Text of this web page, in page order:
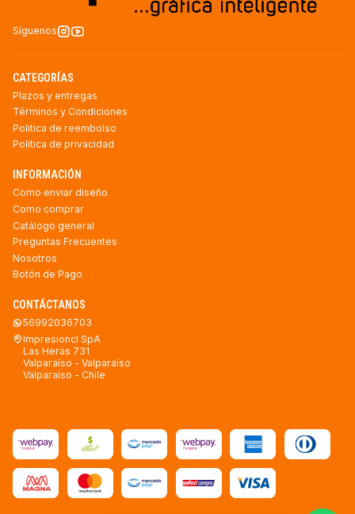
Síguenos
CATEGORÍAS
Plazos y entregas
Términos y Condiciones
Politica de reembolso
Política de privacidad
INFORMACIÓN
Como enviar diseño
Como comprar
Catálogo general
Preguntas Frecuentes
Nosotros
Botón de Pago
CONTÁCTANOS
56992036703
Impresioncl SpA
Las Heras 731
Valparaíso - Valparaíso
Valparaíso - Chile